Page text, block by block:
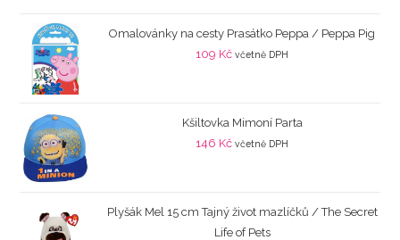
Omalovánky na cesty Prasátko Peppa / Peppa Pig
109 Kč včetně DPH
Kšiltovka Mimoní Parta
146 Kč včetně DPH
Plyšák Mel 15 cm Tajný život mazlíčků / The Secret
Life of Pets